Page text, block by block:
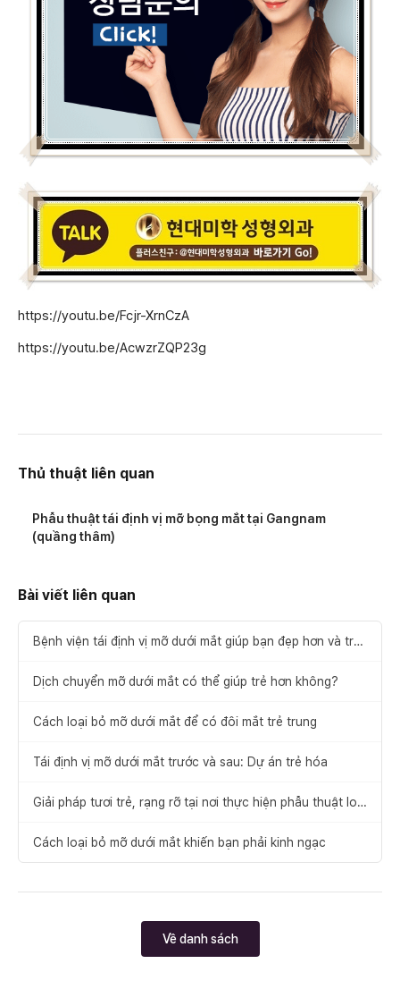
https://youtu.be/Fcjr-XrnCzA
https://youtu.be/AcwzrZQP23g
Thủ thuật liên quan
Phẫu thuật tái định vị mỡ bọng mắt tại Gangnam
(quầng thâm)
Bài viết liên quan
Bệnh viện tái định vị mỡ dưới mắt giúp bạn đẹp hơn và trẻ
Dịch chuyển mỡ dưới mắt có thể giúp trẻ hơn không?
Cách loại bỏ mỡ dưới mắt để có đôi mắt trẻ trung
Tái định vị mỡ dưới mắt trước và sau: Dự án trẻ hóa
Giải pháp tươi trẻ, rạng rỡ tại nơi thực hiện phẫu thuật loại
Cách loại bỏ mỡ dưới mắt khiến bạn phải kinh ngạc
Về danh sách